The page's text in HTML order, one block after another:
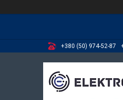
+380 (50) 974-52-87